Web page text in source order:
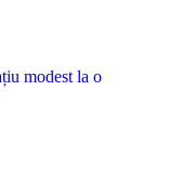
modest la o